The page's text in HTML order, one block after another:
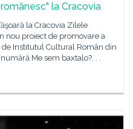
la Cracovia
la Cracovia Zilele
nou proiect de promovare a
Institutul Cultural Român din
Me sem baxtalo?. . .